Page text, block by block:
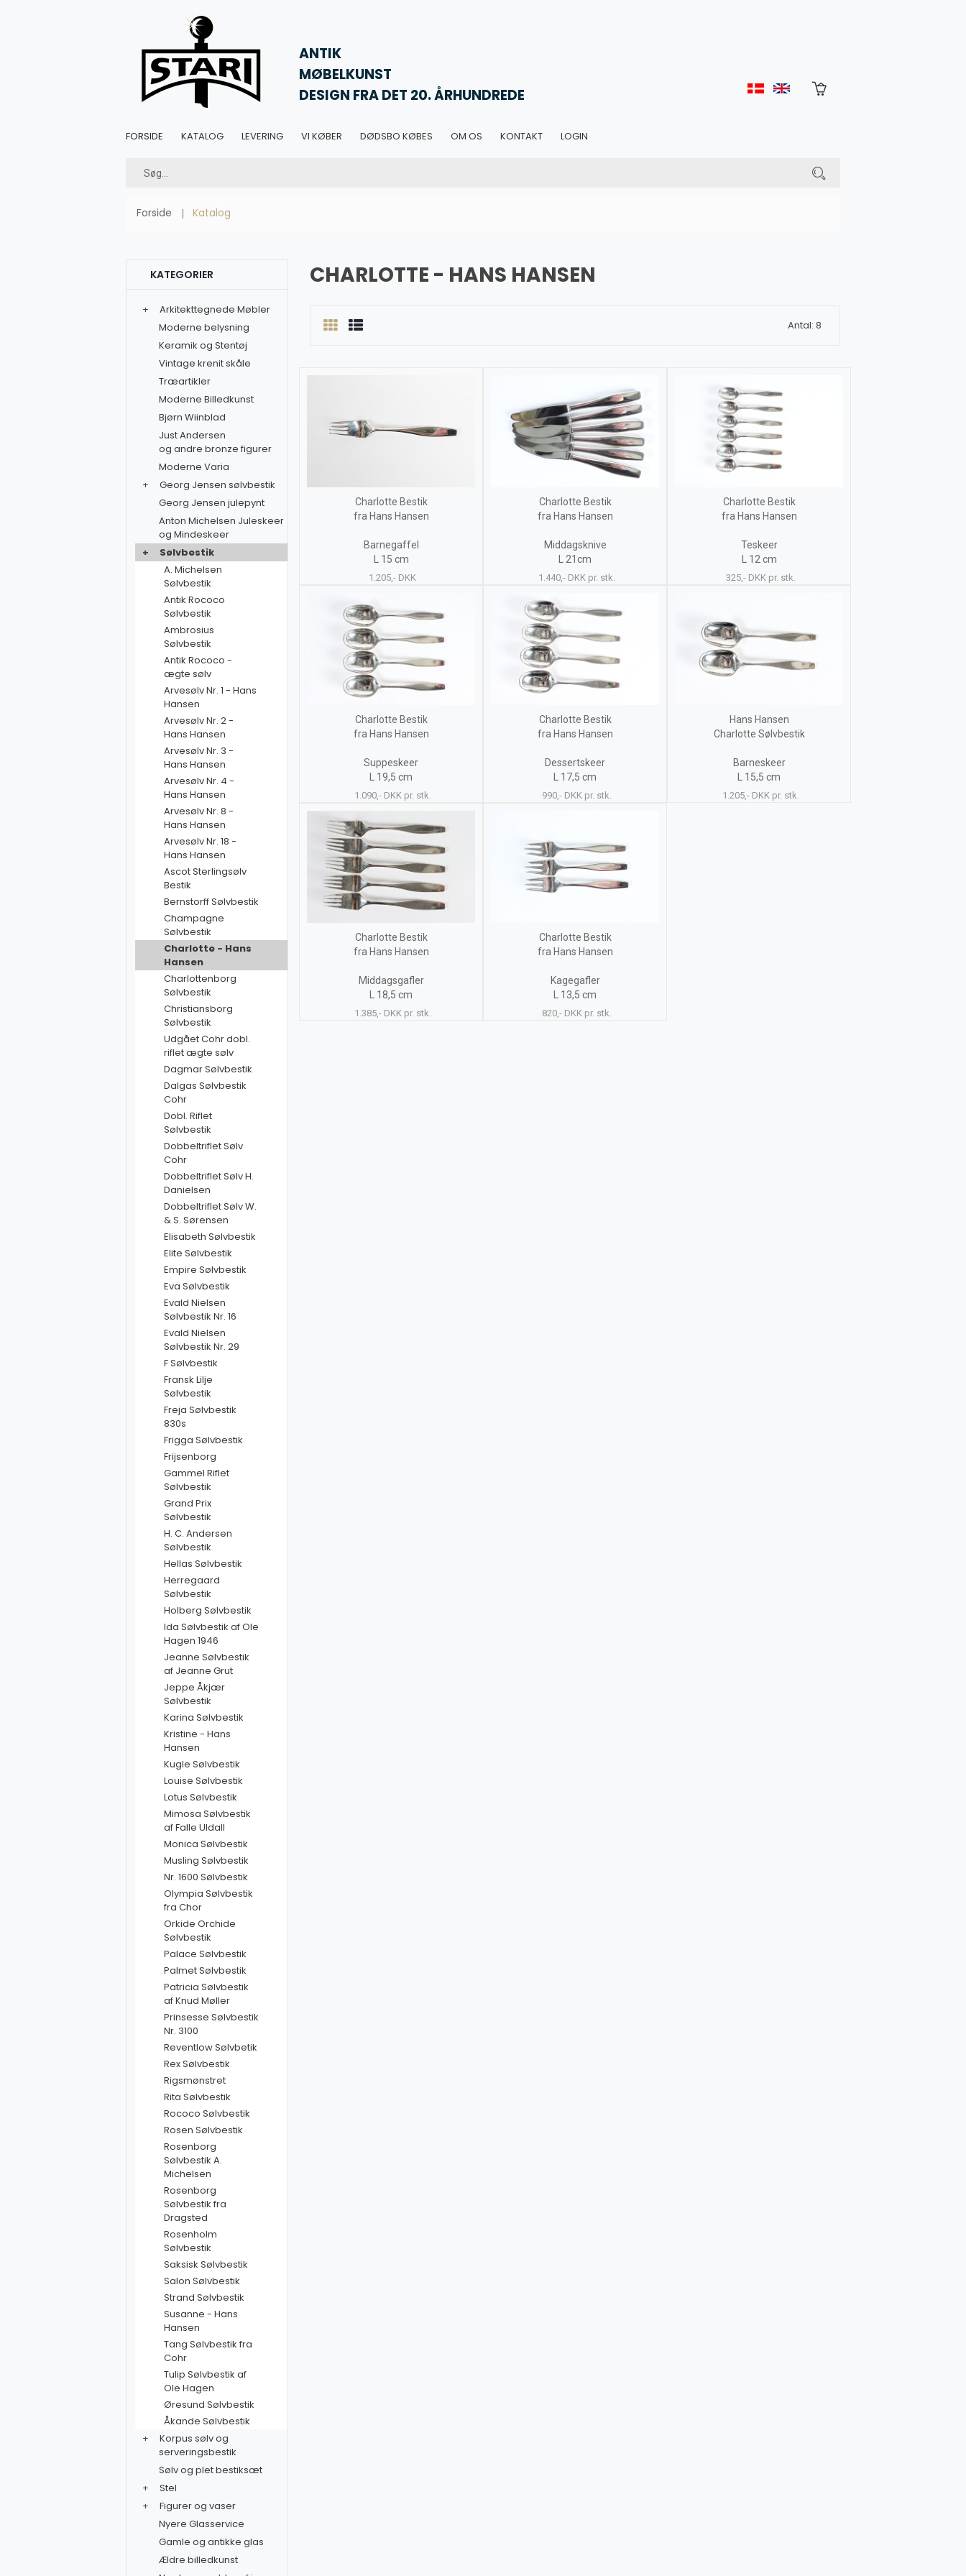
ANTIK
MØBELKUNST
DESIGN FRA DET 20. ÅRHUNDREDE
FORSIDE KATALOG LEVERING VI KØBER DØDSBO KØBES OM OS KONTAKT LOGIN
Forside Katalog
CHARLOTTE - HANS HANSEN
Antal: 8
Charlotte Bestik
fra Hans Hansen
Barnegaffel
L 15 cm
1.205,- DKK
Charlotte Bestik
fra Hans Hansen
Middagsknive
L 21cm
1.440,- DKK pr. stk.
Charlotte Bestik
fra Hans Hansen
Teskeer
L 12 cm
325,- DKK pr. stk.
Charlotte Bestik
fra Hans Hansen
Suppeskeer
L 19,5 cm
1.090,- DKK pr. stk.
Charlotte Bestik
fra Hans Hansen
Dessertskeer
L 17,5 cm
990,- DKK pr. stk.
Hans Hansen
Charlotte Sølvbestik
Barneskeer
L 15,5 cm
1.205,- DKK pr. stk.
Charlotte Bestik
fra Hans Hansen
Middagsgafler
L 18,5 cm
1.385,- DKK pr. stk.
Charlotte Bestik
fra Hans Hansen
Kagegafler
L 13,5 cm
820,- DKK pr. stk.
KATEGORIER
+
Arkitekttegnede Møbler
Moderne belysning
Keramik og Stentøj
Vintage krenit skåle
Træartikler
Moderne Billedkunst
Bjørn Wiinblad
Just Andersen
og andre bronze figurer
Moderne Varia
+
Georg Jensen sølvbestik
Georg Jensen julepynt
Anton Michelsen Juleskeer
og Mindeskeer
+
Sølvbestik
A. Michelsen
Sølvbestik
Antik Rococo
Sølvbestik
Ambrosius
Sølvbestik
Antik Rococo -
ægte sølv
Arvesølv Nr. 1 - Hans
Hansen
Arvesølv Nr. 2 -
Hans Hansen
Arvesølv Nr. 3 -
Hans Hansen
Arvesølv Nr. 4 -
Hans Hansen
Arvesølv Nr. 8 -
Hans Hansen
Arvesølv Nr. 18 -
Hans Hansen
Ascot Sterlingsølv
Bestik
Bernstorff Sølvbestik
Champagne
Sølvbestik
Charlotte - Hans
Hansen
Charlottenborg
Sølvbestik
Christiansborg
Sølvbestik
Udgået Cohr dobl.
riflet ægte sølv
Dagmar Sølvbestik
Dalgas Sølvbestik
Cohr
Dobl. Riflet
Sølvbestik
Dobbeltriflet Sølv
Cohr
Dobbeltriflet Sølv H.
Danielsen
Dobbeltriflet Sølv W.
& S. Sørensen
Elisabeth Sølvbestik
Elite Sølvbestik
Empire Sølvbestik
Eva Sølvbestik
Evald Nielsen
Sølvbestik Nr. 16
Evald Nielsen
Sølvbestik Nr. 29
F Sølvbestik
Fransk Lilje
Sølvbestik
Freja Sølvbestik
830s
Frigga Sølvbestik
Frijsenborg
Gammel Riflet
Sølvbestik
Grand Prix
Sølvbestik
H. C. Andersen
Sølvbestik
Hellas Sølvbestik
Herregaard
Sølvbestik
Holberg Sølvbestik
Ida Sølvbestik af Ole
Hagen 1946
Jeanne Sølvbestik
af Jeanne Grut
Jeppe Åkjær
Sølvbestik
Karina Sølvbestik
Kristine - Hans
Hansen
Kugle Sølvbestik
Louise Sølvbestik
Lotus Sølvbestik
Mimosa Sølvbestik
af Falle Uldall
Monica Sølvbestik
Musling Sølvbestik
Nr. 1600 Sølvbestik
Olympia Sølvbestik
fra Chor
Orkide Orchide
Sølvbestik
Palace Sølvbestik
Palmet Sølvbestik
Patricia Sølvbestik
af Knud Møller
Prinsesse Sølvbestik
Nr. 3100
Reventlow Sølvbetik
Rex Sølvbestik
Rigsmønstret
Rita Sølvbestik
Rococo Sølvbestik
Rosen Sølvbestik
Rosenborg
Sølvbestik A.
Michelsen
Rosenborg
Sølvbestik fra
Dragsted
Rosenholm
Sølvbestik
Saksisk Sølvbestik
Salon Sølvbestik
Strand Sølvbestik
Susanne - Hans
Hansen
Tang Sølvbestik fra
Cohr
Tulip Sølvbestik af
Ole Hagen
Øresund Sølvbestik
Åkande Sølvbestik
+
Korpus sølv og
serveringsbestik
Sølv og plet bestiksæt
+
Stel
+
Figurer og vaser
Nyere Glasservice
Gamle og antikke glas
Ældre billedkunst